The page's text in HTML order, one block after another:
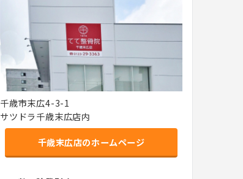
千歳市末広4-3-1
サツドラ千歳末広店内
千歳末広店のホームページ